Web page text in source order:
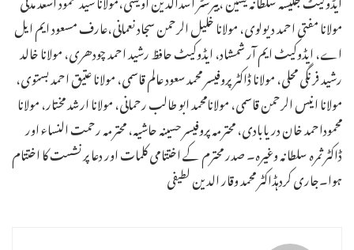
مولانا مفتی احمد دیولوی، مولانا خلیل الرحمن سجاد نعمانی،عارف مسعود ایم ایل
اے، ایڈوکیٹ ایم آر شمشاد، ایڈوکیٹ حافظ رشید احمد چودھری، مولانا خالد
رشید فرنگی محلی، مولانا ڈاکٹر پروفیسر محمد سعود عالم قاسمی، مولانا عتیق احمد بستوی،
مولانا انیس الرحمن قاسمی، مولانامحمد ابو طالب رحمانی، مولانا ارشد مختار، مولانا
محموداحمد خان دریابادی، محترمہ پروفیسر حسینہ حاشیہ، محترمہ رحمت النساء اور
ڈاکٹر ثمرہ سلطانہ وغیرہ۔ صدر محترم کے اختتامی کلمات اور دعا پر نشست کا اختتام
ہوا۔جاری کردہڈاکٹر محمد وقار الدین لطیفی